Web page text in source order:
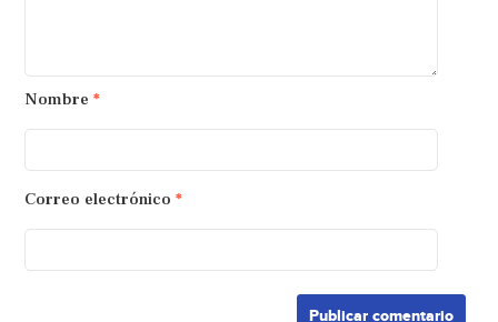
Nombre *
Correo electrónico *